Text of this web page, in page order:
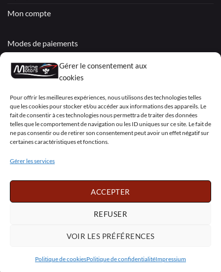
Gérer le consentement aux
cookies
Pour offrir les meilleures expériences, nous utilisons des technologies telles
que les cookies pour stocker et/ou accéder aux informations des appareils. Le
fait de consentir à ces technologies nous permettra de traiter des données
telles que le comportement de navigation ou les ID uniques sur ce site. Le fait de
ne pas consentir ou de retirer son consentement peut avoir un effet négatif sur
certaines caractéristiques et fonctions.
Gérer les services
ACCEPTER
REFUSER
VOIR LES PRÉFÉRENCES
Politique de cookiesPolitique de confidentialitéImpressium
Mon compte
Modes de paiements
Livraisons & Retours
Politique de confidentialité
Mentions légales
Conditions générales de vente – Garantie
Déclaration de confidentialité (UE)
Italiano Português